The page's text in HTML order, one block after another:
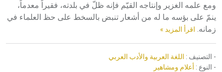
ومع علمه الغزير وإنتاجه القيّم فإنه ظلّ في بلدته، فقيراً معدماً،
ينمّ على بؤسه ما له من أشعار تنبض بالسخط على حظ العلماء في
زمانه. اقرأ المزيد »
- التصنيف : اللغة العربية والأدب العربي
- النوع : أعلام ومشاهير